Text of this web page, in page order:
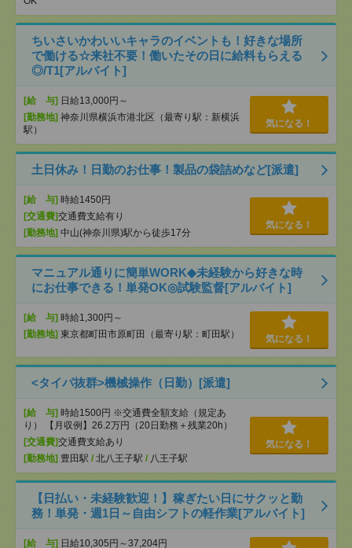
ちいさいかわいいキャラのイベントも！好きな場所
で働ける☆来社不要！働いたその日に給料もらえる
◎/T1[アルバイト]
[給 与] 日給13,000円～
[勤務地] 神奈川県横浜市港北区（最寄り駅：新横浜
駅）
気になる！
土日休み！日勤のお仕事！製品の袋詰めなど[派遣]
[給 与] 時給1450円
[交通費]交通費支給有り
[勤務地] 中山(神奈川県)駅から徒歩17分
気になる！
マニュアル通りに簡単WORK◆未経験から好きな時
にお仕事できる！単発OK◎試験監督[アルバイト]
[給 与] 時給1,300円～
[勤務地] 東京都町田市原町田（最寄り駅：町田駅） 気になる！
<タイパ抜群>機械操作（日勤）[派遣]
[給 与] 時給1500円 ※交通費全額支給（規定あ
り） 【月収例】26.2万円（20日勤務＋残業20h）
[交通費]交通費支給あり
[勤務地] 豊田駅 / 北八王子駅 / 八王子駅
気になる！
【日払い・未経験歓迎！】稼ぎたい日にサクッと勤
務！単発・週1日～自由シフトの軽作業[アルバイト]
[給 与] 日給10,305円～37,204円